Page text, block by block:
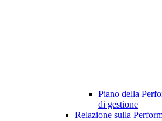
Piano della
di gestione
Relazione sulla